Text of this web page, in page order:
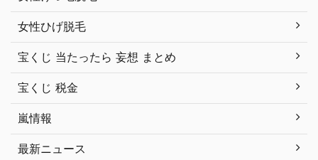
女性ひげ脱毛
宝くじ 当たったら 妄想 まとめ
宝くじ 税金
嵐情報
最新ニュース